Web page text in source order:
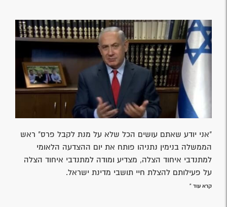
"אני יודע שאתם עושים הכל שלא על מנת לקבל פרס" ראש
הממשלה בנימין נתניהו פותח את יום ההצדעה הלאומי
למתנדבי איחוד הצלה, מצדיע ומודה למתנדבי איחוד הצלה
על פעילותם להצלת חיי תושבי מדינת ישראל.
קרא עוד »